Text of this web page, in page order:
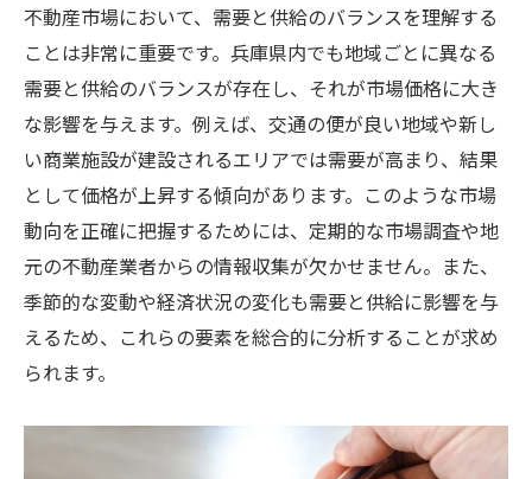
不動産市場において、需要と供給のバランスを理解する
ことは非常に重要です。兵庫県内でも地域ごとに異なる
需要と供給のバランスが存在し、それが市場価格に大き
な影響を与えます。例えば、交通の便が良い地域や新し
い商業施設が建設されるエリアでは需要が高まり、結果
として価格が上昇する傾向があります。このような市場
動向を正確に把握するためには、定期的な市場調査や地
元の不動産業者からの情報収集が欠かせません。また、
季節的な変動や経済状況の変化も需要と供給に影響を与
えるため、これらの要素を総合的に分析することが求め
られます。